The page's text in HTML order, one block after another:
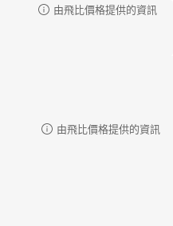
由飛比價格提供的資訊
由飛比價格提供的資訊